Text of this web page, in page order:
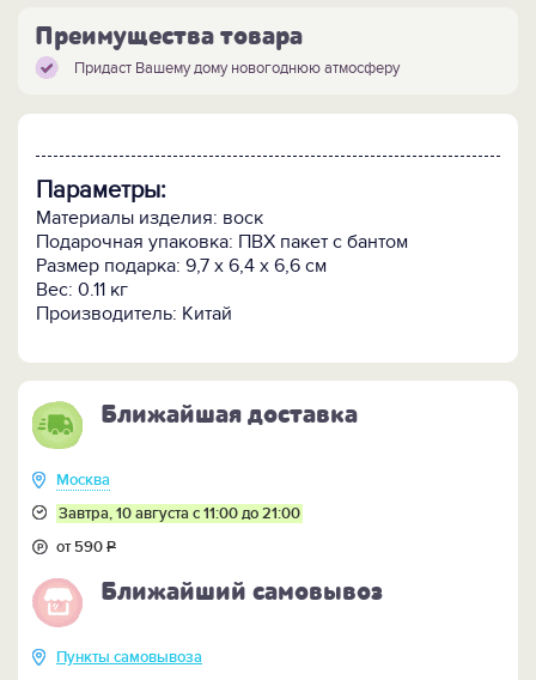
Преимущества товара
Придаст Вашему дому новогоднюю атмосферу
Параметры:
Материалы изделия: воск
Подарочная упаковка: ПВХ пакет с бантом
Размер подарка: 9,7 х 6,4 х 6,6 см
Вес: 0.11 кг
Производитель: Китай
Ближайшая доставка
Москва
Завтра, 10 августа с 11:00 до 21:00
от 590Р
Ближайший самовывоз
Пункты самовывоза